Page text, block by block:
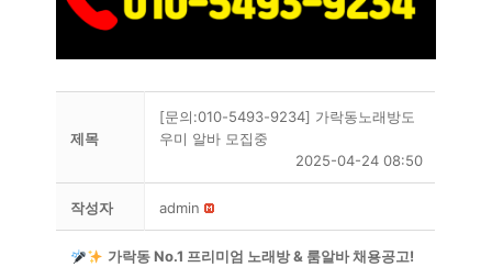
제목
[문의:010-5493-9234] 가락동노래방도
우미 알바 모집중
2025-04-24 08:50
작성자 admin
가락동 No.1 프리미엄 노래방 & 룸알바 채용공고!